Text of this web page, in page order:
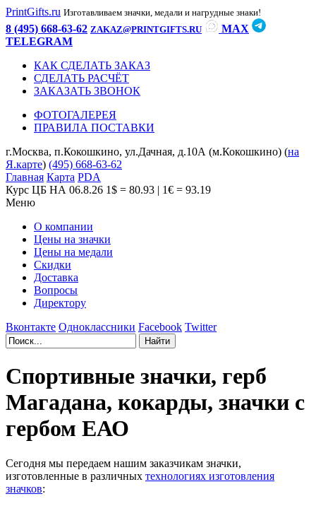
PrintGifts.ru Изготавливаем значки, медали и нагрудные знаки!
8 (495) 668-63-62 ZAKAZ@PRINTGIFTS.RU
MAX
TELEGRAM
КАК СДЕЛАТЬ ЗАКАЗ
СДЕЛАТЬ РАСЧЁТ
ЗАКАЗАТЬ ЗВОНОК
ФОТОГАЛЕРЕЯ
ПРАВИЛА ПОСТАВКИ
г.Москва, п.Кокошкино, ул.Дачная, д.10А (м.Кокошкино) (на
Я.карте) (495) 668-63-62
Главная Карта PDA
Курс ЦБ НА 06.8.26 1$ = 80.93 | 1€ = 93.19
Меню
О компании
Цены на значки
Цены на медали
Скидки
Доставка
Вопросы
Директору
Вконтакте Одноклассники Facebook Twitter
Спортивные значки, герб
Магадана, кокарды, значки с
гербом ЕАО
Сегодня мы передаем нашим заказчикам значки,
изготовленные в различных технологиях изготовления
значков: